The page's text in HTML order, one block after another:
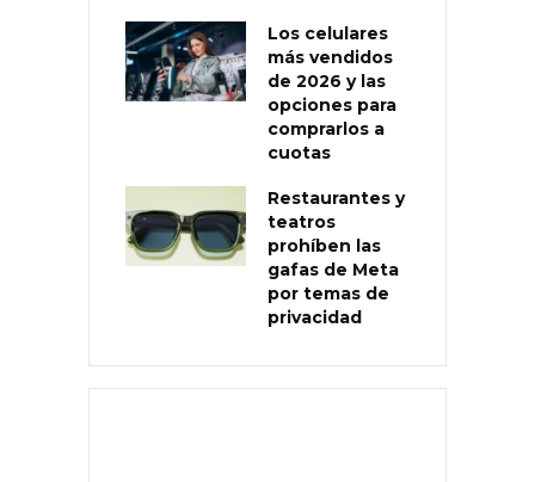
Los celulares
más vendidos
de 2026 y las
opciones para
comprarlos a
cuotas
Restaurantes y
teatros
prohíben las
gafas de Meta
por temas de
privacidad